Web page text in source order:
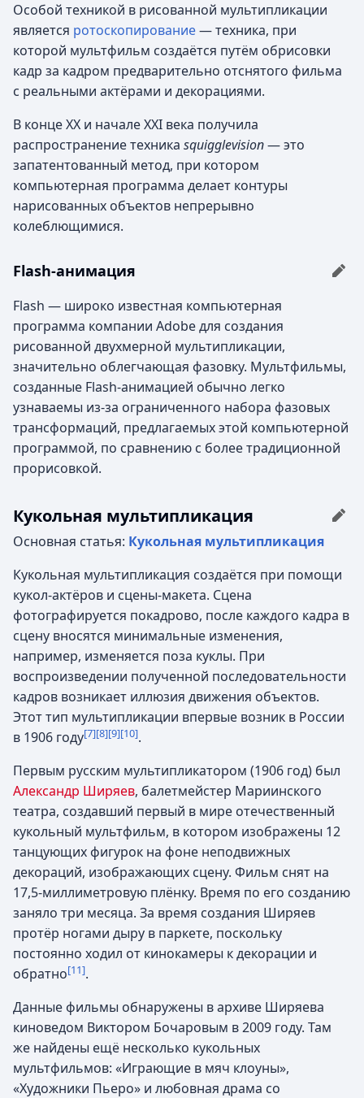
Особой техникой в рисованной мультипликации
является ротоскопирование— техника, при
которой мультфильм создаётся путём обрисовки
кадр за кадром предварительно отснятого фильма
с реальными актёрами и декорациями.
В конце XX и начале XXI века получила
распространение техника squigglevision— это
запатентованный метод, при котором
компьютерная программа делает контуры
нарисованных объектов непрерывно
колеблющимися.
Flash-анимация
Flash — широко известная компьютерная
программа компании Adobe для создания
рисованной двухмерной мультипликации,
значительно облегчающая фазовку. Мультфильмы,
созданные Flash-анимацией обычно легко
узнаваемы из-за ограниченного набора фазовых
трансформаций, предлагаемых этой компьютерной
программой, по сравнению с более традиционной
прорисовкой.
Кукольная мультипликация
Основная статья: Кукольная мультипликация
Кукольная мультипликация создаётся при помощи
кукол-актёров и сцены-макета. Сцена
фотографируется покадрово, после каждого кадра в
сцену вносятся минимальные изменения,
например, изменяется поза куклы. При
воспроизведении полученной последовательности
кадров возникает иллюзия движения объектов.
Этот тип мультипликации впервые возник в России
в 1906 году[7][8][9][10].
Первым русским мультипликатором (1906 год) был
Александр Ширяев, балетмейстер Мариинского
театра, создавший первый в мире отечественный
кукольный мультфильм, в котором изображены 12
танцующих фигурок на фоне неподвижных
декораций, изображающих сцену. Фильм снят на
17,5-миллиметровую плёнку. Время по его созданию
заняло три месяца. За время создания Ширяев
протёр ногами дыру в паркете, поскольку
постоянно ходил от кинокамеры к декорации и
обратно[11].
Данные фильмы обнаружены в архиве Ширяева
киноведом Виктором Бочаровым в 2009 году. Там
же найдены ещё несколько кукольных
мультфильмов: «Играющие в мяч клоуны»,
«Художники Пьеро» и любовная драма со